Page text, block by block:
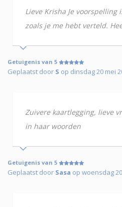
Lieve Krisha Je voorspelling
zoals je me hebt verteld.
Getuigenis van 5
Geplaatst door S op dinsdag 20 mei
Zuivere kaartlegging, lieve
in haar woorden
Getuigenis van 5
Geplaatst door Sasa op woensdag